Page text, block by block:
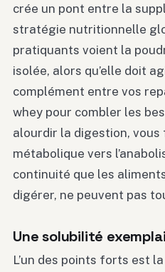
crée un pont entre la
stratégie nutritionnelle
pratiquants voient la
isolée, alors qu’elle doit
complément entre vos
whey pour combler les
alourdir la digestion,
métabolique vers
continuité que les
digérer, ne peuvent pas
Une solubilité
L’un des points forts est